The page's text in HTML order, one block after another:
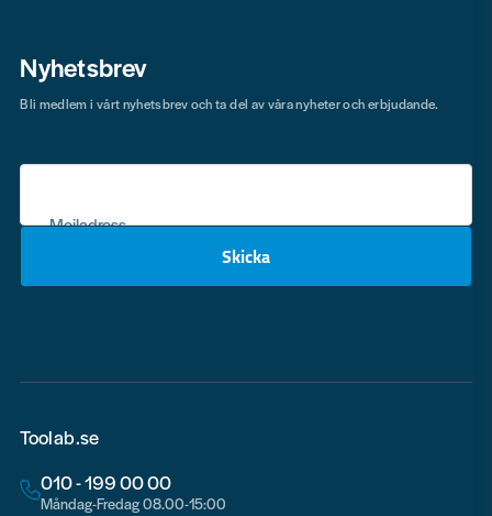
Nyhetsbrev
Mejladress
Skicka
Bli medlem i vårt nyhetsbrev och ta del av våra nyheter och erbjudande.
Toolab.se
010 - 199 00 00
Måndag-Fredag 08.00-15:00